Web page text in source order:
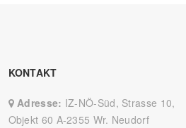
KONTAKT
Adresse: IZ-NÖ-Süd, Strasse 10,
Objekt 60 A-2355 Wr. Neudorf